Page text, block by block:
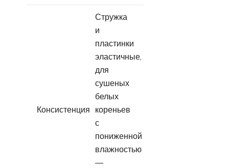
Консистенция
Стружка
и
пластинки
эластичные,
для
сушеных
белых
кореньев
с
пониженной
влажностью
—